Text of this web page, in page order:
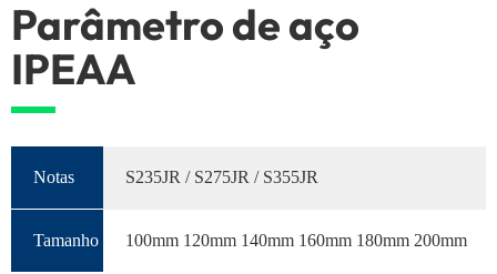
Parâmetro de aço
IPEAA
Notas S235JR / S275JR / S355JR
Tamanho 100mm 120mm 140mm 160mm 180mm 200mm